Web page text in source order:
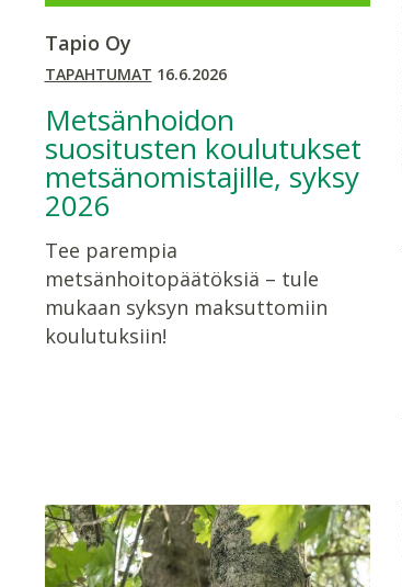
Tapio Oy
TAPAHTUMAT 16.6.2026
Metsänhoidon
suositusten koulutukset
metsänomistajille, syksy
2026
Tee parempia
metsänhoitopäätöksiä – tule
mukaan syksyn maksuttomiin
koulutuksiin!